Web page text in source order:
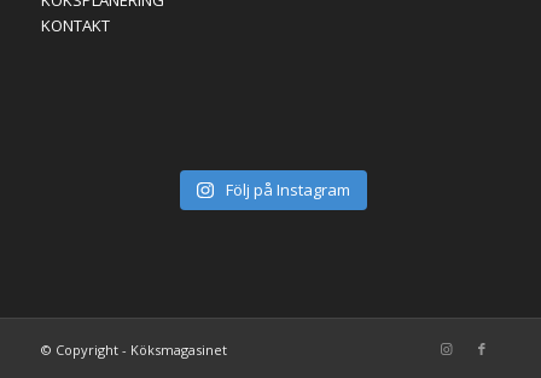
KONTAKT
Följ på Instagram
© Copyright - Köksmagasinet